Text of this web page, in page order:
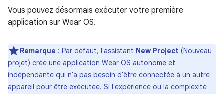
Vous pouvez désormais exécuter votre première
application sur Wear OS.
Remarque : Par défaut, l'assistant New Project (Nouveau
projet) crée une application Wear OS autonome et
indépendante qui n'a pas besoin d'être connectée à un autre
appareil pour être exécutée. Si l'expérience ou la complexité